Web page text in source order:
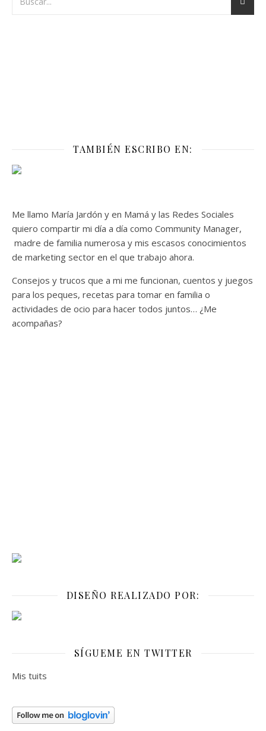
TAMBIÉN ESCRIBO EN:
Me llamo María Jardón y en Mamá y las Redes Sociales
quiero compartir mi día a día como Community Manager,
madre de familia numerosa y mis escasos conocimientos
de marketing sector en el que trabajo ahora.
Consejos y trucos que a mi me funcionan, cuentos y juegos
para los peques, recetas para tomar en familia o
actividades de ocio para hacer todos juntos… ¿Me
acompañas?
DISEÑO REALIZADO POR:
SÍGUEME EN TWITTER
Mis tuits